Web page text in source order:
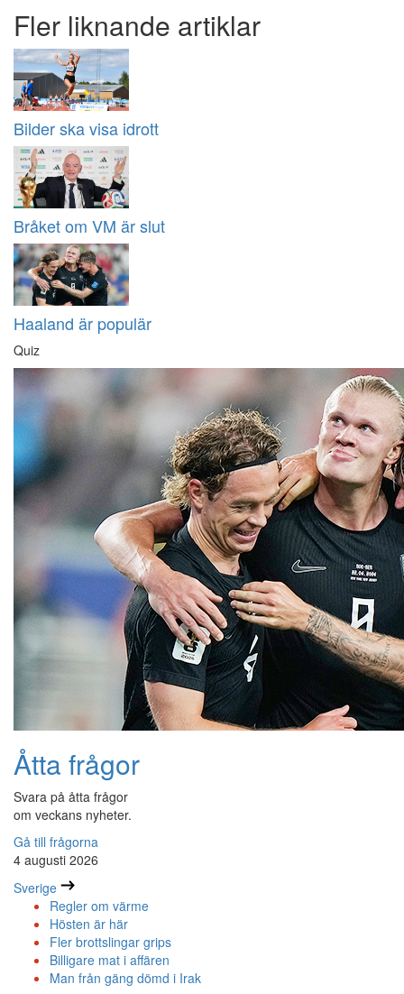
Fler liknande artiklar
Bilder ska visa idrott
Bråket om VM är slut
Haaland är populär
Quiz
Åtta frågor
Svara på åtta frågor
om veckans nyheter.
Gå till frågorna
4 augusti 2026
Sverige
Regler om värme
Hösten är här
Fler brottslingar grips
Billigare mat i affären
Man från gäng dömd i Irak